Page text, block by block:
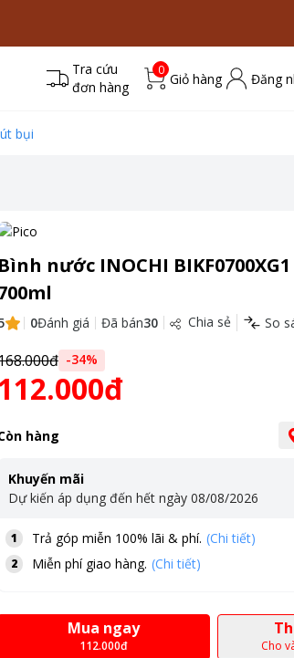
Tra cứu
đơn hàng
0
Giỏ hàng Đăng
bụi
Bình nước INOCHI
0Đánh giá Đã bán30 Chia sẻ So
-34%
hàng
Khuyến mãi
Dự kiến áp dụng đến hết ngày 08/08/2026
1 Trả góp miễn 100% lãi & phí. (Chi tiết)
2 Miễn phí giao hàng. (Chi tiết)
Mua ngay
112.000đ Cho